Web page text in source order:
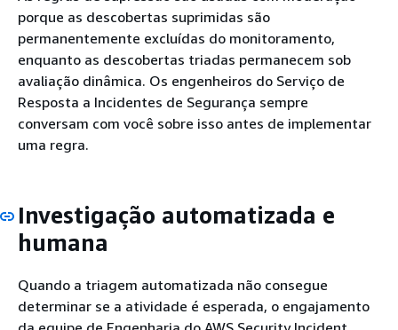
porque as descobertas suprimidas são
permanentemente excluídas do monitoramento,
enquanto as descobertas triadas permanecem sob
avaliação dinâmica. Os engenheiros do Serviço de
Resposta a Incidentes de Segurança sempre
conversam com você sobre isso antes de implementar
uma regra.
Investigação automatizada e
humana
Quando a triagem automatizada não consegue
determinar se a atividade é esperada, o engajamento